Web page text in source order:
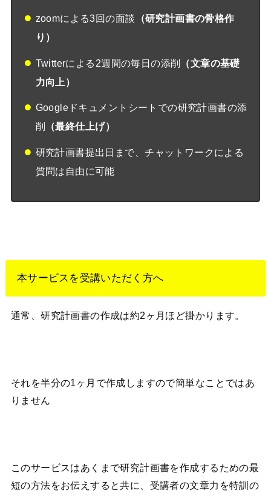
zoomによる3回の面談 （研究計画書の骨格作
り）
Twitterによる2週間の毎日の添削 （文章の基礎
力向上）
Googleドキュメントシートでの研究計画書の添
削
（最終仕上げ）
研究計画書提出日まで、チャットワークによる
質問は自由に可能
本サービスを受講いただく方へ
通常、研究計画書の作成は約2ヶ月ほど掛かります。
それを半分の1ヶ月で作成しますので簡単なことではあ
りません
このサービスはあくまで研究計画書を作成するための最
短の方法をお伝えすると共に、受講者の文章力を特訓の